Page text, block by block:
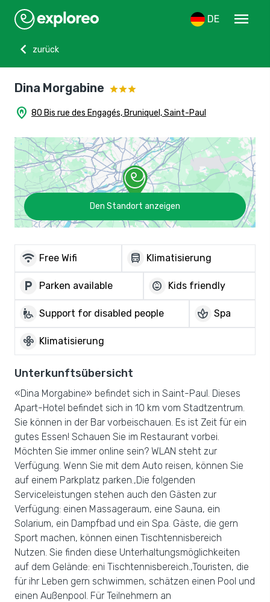
DE
menu
chevron_left
zurück
Dina Morgabine
home_pin 80 Bis rue des Engagés, Bruniquel, Saint-Paul
Den Standort anzeigen
wifi Free Wifi directions_bus Klimatisierung
local_parking Parken available child_care Kids friendly
wheelchair_pickup Support for disabled people spa Spa
mode_fan Klimatisierung
Unterkunftsübersicht
«Dina Morgabine» befindet sich in Saint-Paul. Dieses
Apart-Hotel befindet sich in 10 km vom Stadtzentrum.
Sie können in der Bar vorbeischauen. Es ist Zeit für ein
gutes Essen! Schauen Sie im Restaurant vorbei.
Möchten Sie immer online sein? WLAN steht zur
Verfügung. Wenn Sie mit dem Auto reisen, können Sie
auf einem Parkplatz parken.,Die folgenden
Serviceleistungen stehen auch den Gästen zur
Verfügung: einen Massageraum, eine Sauna, ein
Solarium, ein Dampfbad und ein Spa. Gäste, die gern
Sport machen, können einen Tischtennisbereich
Nutzen. Sie finden diese Unterhaltungsmöglichkeiten
auf dem Gelände: eni Tischtennisbereich.,Touristen, die
für ihr Leben gern schwimmen, schätzen einen Pool und
einen Außenpool. Für Teilnehmern an